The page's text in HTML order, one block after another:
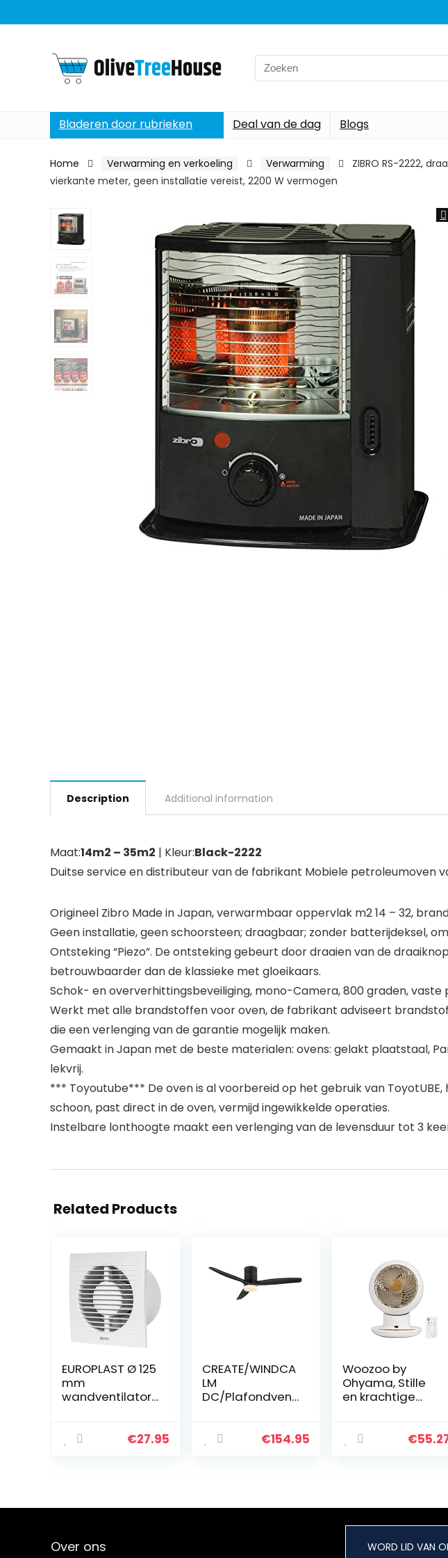
Search
for:
Bladeren door rubrieken Deal van de dag Blogs
Home Verwarming en verkoeling Verwarming
ZIBRO RS-2222,
vierkante meter, geen installatie vereist, 2200 W vermogen
Description Additional information
Maat:14m2 – 35m2 | Kleur:Black-2222
Duitse service en distributeur van de fabrikant Mobiele petroleumoven
Origineel Zibro Made in Japan, verwarmbaar oppervlak m2 14 – 32,
Geen installatie, geen schoorsteen; draagbaar; zonder batterijdeksel,
Ontsteking “Piezo”. De ontsteking gebeurt door draaien van de
betrouwbaarder dan de klassieke met gloeikaars.
Schok- en oververhittingsbeveiliging, mono-Camera, 800 graden, vaste
Werkt met alle brandstoffen voor oven, de fabrikant adviseert
die een verlenging van de garantie mogelijk maken.
Gemaakt in Japan met de beste materialen: ovens: gelakt plaatstaal,
lekvrij.
*** Toyoutube*** De oven is al voorbereid op het gebruik van
schoon, past direct in de oven, vermijd ingewikkelde operaties.
Instelbare lonthoogte maakt een verlenging van de levensduur tot 3
Related Products
EUROPLAST Ø 125
mm
wandventilator
keuken toilet
€27.95
CREATE/WINDCA
LM
DC/Plafondventi
zwart/Stil, LED-
€154.95
Woozoo by
Ohyama, Stille
en krachtige
38W, met
30m²
oppervlakte –
SC15T – Mat
€
Over ons WORD LID VAN